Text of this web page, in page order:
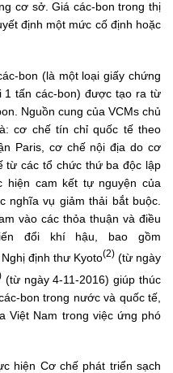
cơ sở. Giá các-bon trong thị
định một mức cố định hoặc
bon (là một loại giấy chứng
1 tấn các-bon) được tạo ra từ
Nguồn cung của VCMs chủ
cơ chế tín chỉ quốc tế theo
Paris, cơ chế nội địa do cơ
từ các tổ chức thứ ba độc lập
hiện cam kết tự nguyện của
nghĩa vụ giảm thải bắt buộc.
vào các thỏa thuận và điều
đổi khí hậu, bao gồm
định thư Kyoto(2) (từ ngày
(từ ngày 4-11-2016) giúp thúc
bon trong nước và quốc tế,
Việt Nam trong việc ứng phó
hiện Cơ chế phát triển sạch